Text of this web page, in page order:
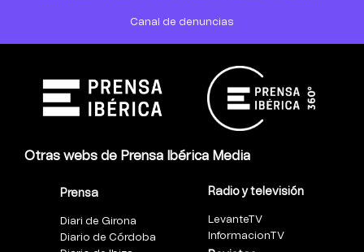
Canal de denuncias
Otras webs de Prensa Ibérica Media
Prensa
Diari de Girona
Diario de Córdoba
Radio y televisión
LevanteTV
InformacionTV